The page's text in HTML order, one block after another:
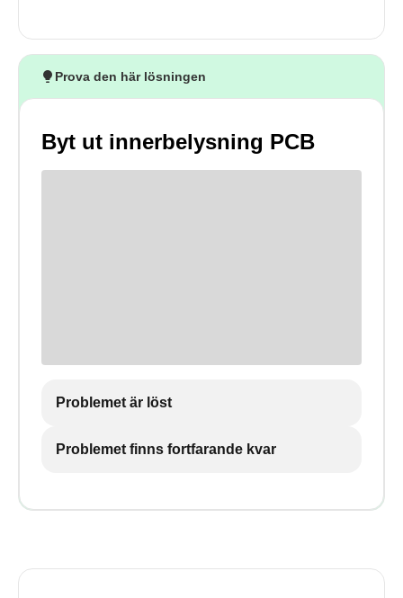
Prova den här lösningen
Byt ut innerbelysning PCB
Problemet är löst
Problemet finns fortfarande kvar